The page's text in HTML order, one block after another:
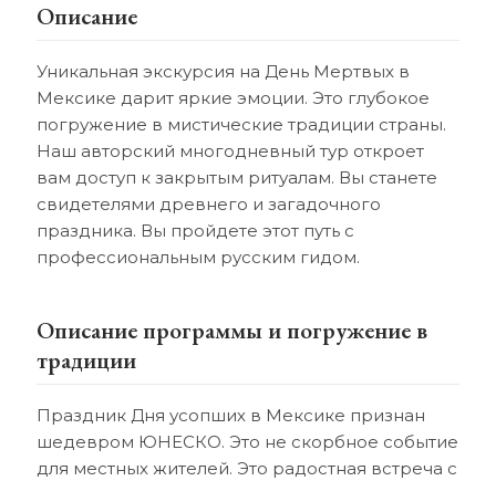
Описание
Уникальная экскурсия на День Мертвых в
Мексике дарит яркие эмоции. Это глубокое
погружение в мистические традиции страны.
Наш авторский многодневный тур откроет
вам доступ к закрытым ритуалам. Вы станете
свидетелями древнего и загадочного
праздника. Вы пройдете этот путь с
профессиональным русским гидом.
Описание программы и погружение в
традиции
Праздник Дня усопших в Мексике признан
шедевром ЮНЕСКО. Это не скорбное событие
для местных жителей. Это радостная встреча с